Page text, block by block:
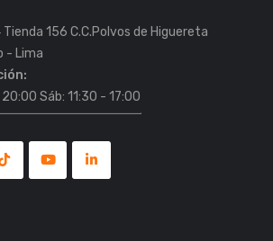
156 C.C.Polvos de Higuereta
Sáb: 11:30 - 17:00